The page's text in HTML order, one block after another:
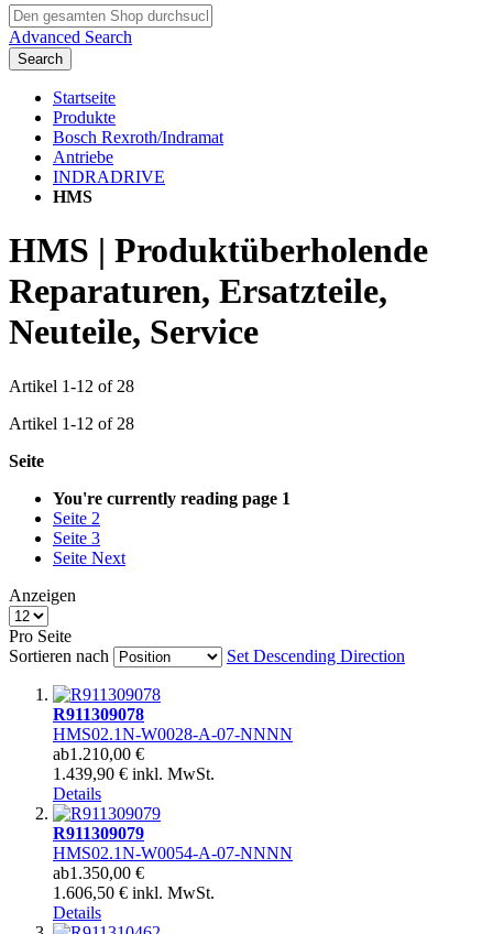
Advanced Search
Search
Startseite
Produkte
Bosch Rexroth/Indramat
Antriebe
INDRADRIVE
HMS
HMS | Produktüberholende
Reparaturen, Ersatzteile,
Neuteile, Service
Artikel 1-12 of 28
Artikel 1-12 of 28
Seite
You're currently reading page 1
Seite 2
Seite 3
Seite Next
Anzeigen
Pro Seite
Sortieren nach
Set Descending Direction
R911309078
HMS02.1N-W0028-A-07-NNNN
ab1.210,00 €
1.439,90 € inkl. MwSt.
Details
R911309079
HMS02.1N-W0054-A-07-NNNN
ab1.350,00 €
1.606,50 € inkl. MwSt.
Details